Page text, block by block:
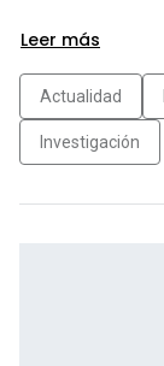
Leer más
Actualidad
Investigación